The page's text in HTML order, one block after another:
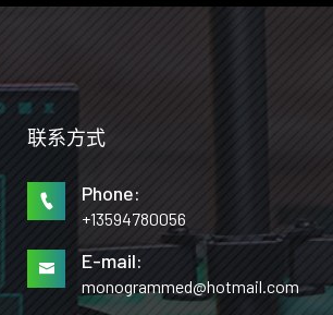
联系方式
Phone:
+13594780056
E-mail:
monogrammed@hotmail.com